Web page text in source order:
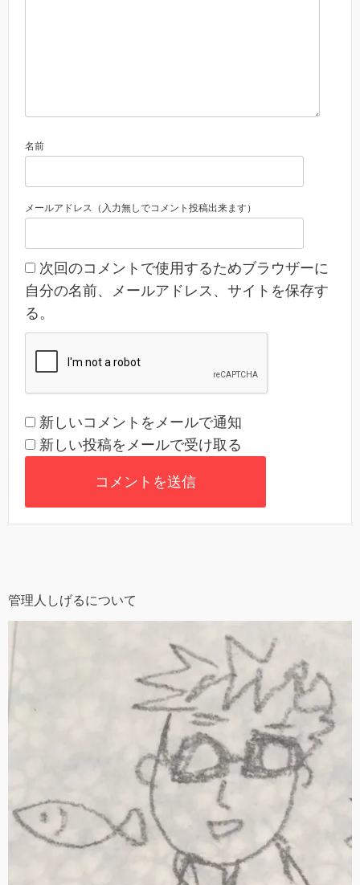
名前
メールアドレス（入力無しでコメント投稿出来ます）
次回のコメントで使用するためブラウザーに
自分の名前、メールアドレス、サイトを保存す
る。
新しいコメントをメールで通知
新しい投稿をメールで受け取る
管理人しげるについて